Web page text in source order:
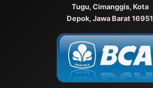
Tugu, Cimanggis, Kota
Depok, Jawa Barat 16951